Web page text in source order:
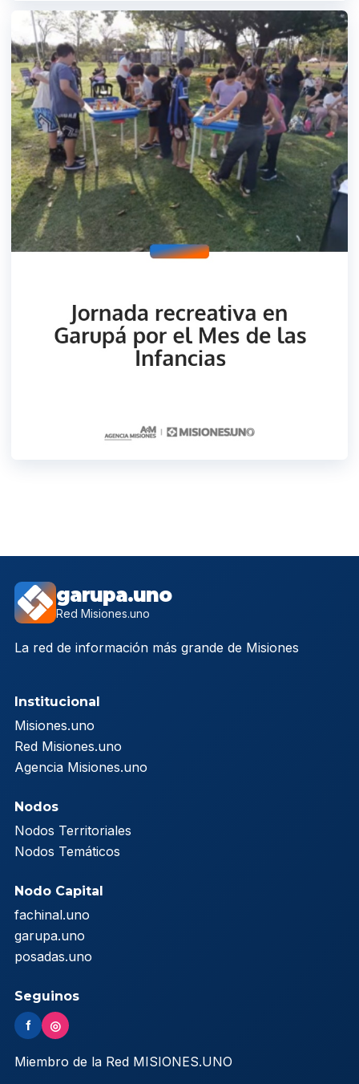
garupa.uno
Red Misiones.uno
La red de información más grande de Misiones
Institucional
Misiones.uno
Red Misiones.uno
Agencia Misiones.uno
Nodos
Nodos Territoriales
Nodos Temáticos
Nodo Capital
fachinal.uno
garupa.uno
posadas.uno
Seguinos
f ◎
Miembro de la Red MISIONES.UNO